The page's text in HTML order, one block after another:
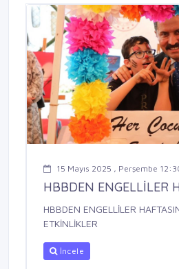
15 Mayıs 2025 , Perşembe
HBBDEN ENGELLİLER
HBBDEN ENGELLİLER
ETKİNLİKLER
İncele